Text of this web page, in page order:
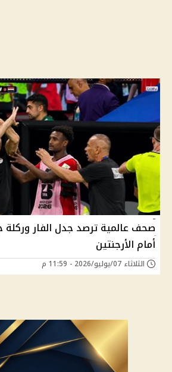
صحف عالمية ترصد جدل الفار وركلة
أمام الأرجنتين
الثلاثاء 07/يوليو/2026 - 11:59 م